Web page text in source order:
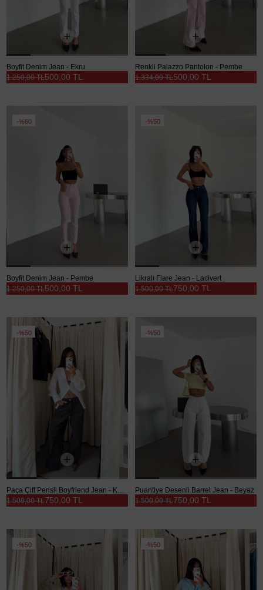
Boyfit Denim Jean - Ekru
500,00 TL
1.250,00 TL
Renkli Palazzo Pantolon - Pembe
500,00 TL
1.334,00 TL
%60
Boyfit Denim Jean - Pembe
500,00 TL
1.250,00 TL
%50
Likralı Flare Jean - Lacivert
750,00 TL
1.500,00 TL
%50
750,00 TL
1.500,00 TL
%50
Puantiye Desenli Barrel Jean - Beyaz
750,00 TL
1.500,00 TL
%50 %50